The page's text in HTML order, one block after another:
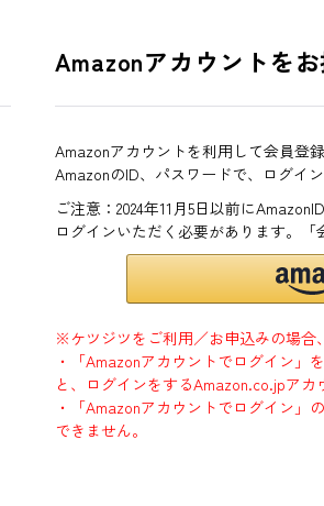
Amazonアカウントを
Amazonアカウントを利用して会員登
AmazonのID、パスワードで、ログイ
ご注意：2024年11月5日以前に
ログインいただく必要があります。「
※ケツジツをご利用／お申込みの場合
・「Amazonアカウントでログイン」
と、ログインをするAmazon.co.jpア
・「Amazonアカウントでログイン」
できません。